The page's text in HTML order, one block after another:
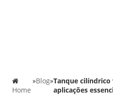
Home
»Blog»Tanque
aplicações